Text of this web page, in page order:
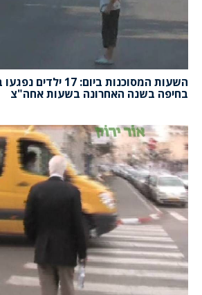
השעות המסוכנות ביום:
בחיפה בשנה האחרונה בשעות אחה"צ